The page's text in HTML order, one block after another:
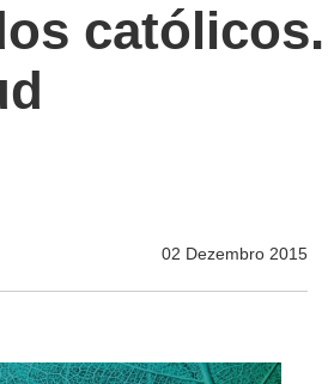
católicos.
02 Dezembro 2015